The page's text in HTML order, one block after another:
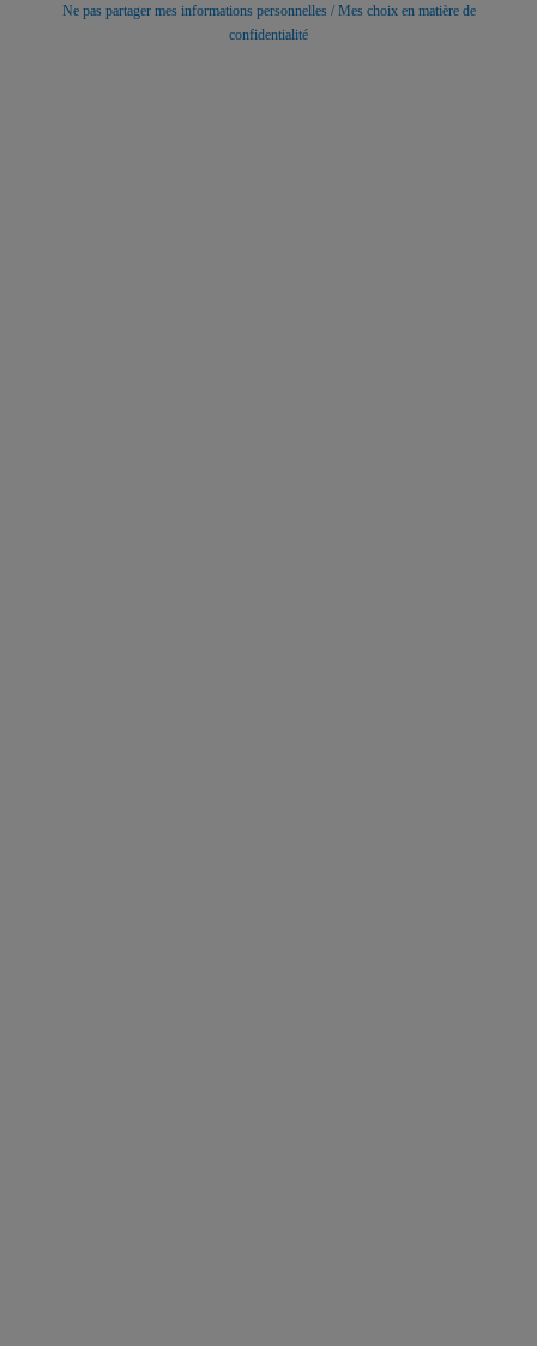
Ne pas partager mes informations personnelles / Mes choix en matière de
confidentialité